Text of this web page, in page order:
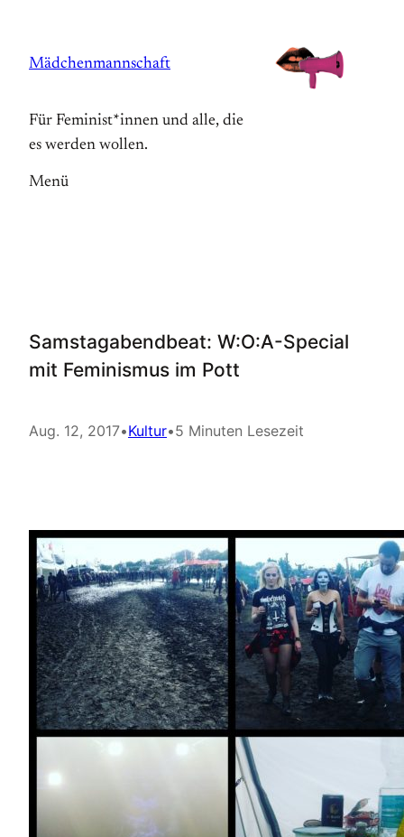
springen
Mädchenmannschaft
Für Feminist*innen und alle, die
es werden wollen.
Menü
Samstagabendbeat: W:O:A-Special
mit Feminismus im Pott
Aug. 12, 2017•Kultur•5 Minuten Lesezeit